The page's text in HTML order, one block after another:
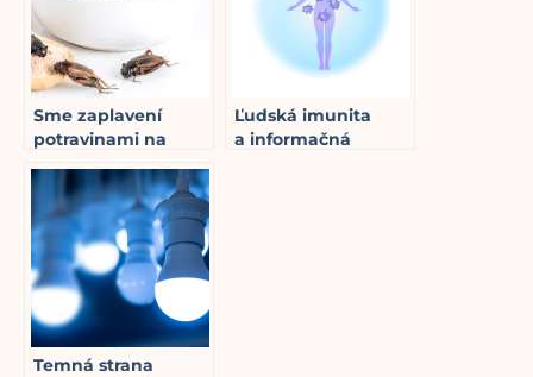
Sme zaplavení
potravinami na
dokonca aj v
organických a
vegánskych
produktoch
13min read
Ľudská imunita
a informačná
Temná strana